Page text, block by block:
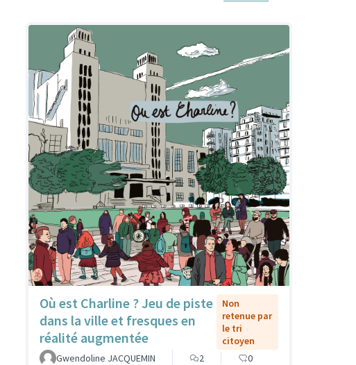
Où est Charline ? Jeu de piste
dans la ville et fresques en
réalité augmentée
Non
retenue par
le tri
citoyen
Gwendoline JACQUEMIN
2 0